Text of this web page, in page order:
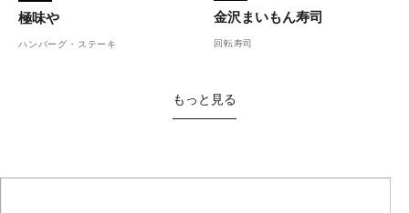
極味や
ハンバーグ・ステーキ
金沢まいもん寿司
回転寿司
もっと見る